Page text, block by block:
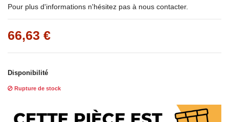
Pour plus d'informations n'hésitez pas à nous contacter.
66,63 €
Disponibilité
Rupture de stock